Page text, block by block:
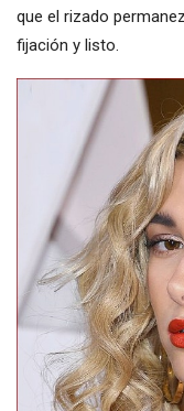
que el rizado
fijación y listo.